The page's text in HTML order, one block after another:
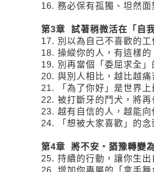
16. 務必保有孤獨、坦然面
第3章 試著稍微活在「自
17. 別以為自己不喜歡的工
18. 操縱你的人，有這樣的
19. 別再當個「委屈求全」
20. 與別人相比，越比越
21. 「為了你好」是世界
22. 被打斷牙的鬥犬，將再
23. 越有自信的人，越能向
24. 「想被大家喜歡」的
第4章 將不安・猶豫轉變為
25. 持續的行動，讓你生出
26. 增加你專屬的「拿手舞